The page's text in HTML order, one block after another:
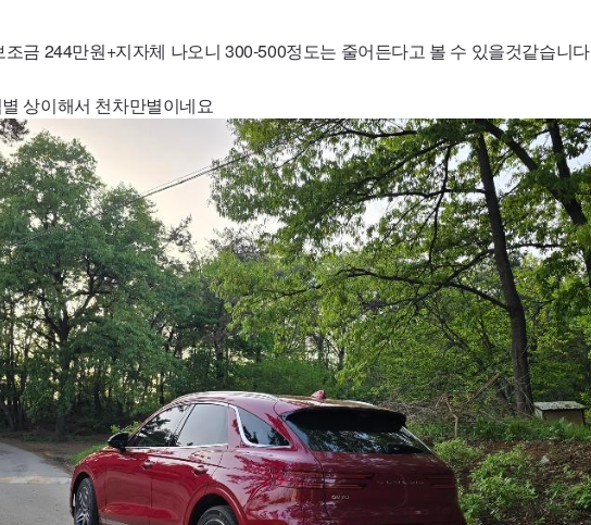
조금 244만원+지자체 나오니 300-500정도는 줄어든다고 볼 수 있을것같습니다
상이해서 천차만별이네요